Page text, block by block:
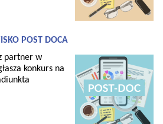
POST DOCA
partner w
konkurs na